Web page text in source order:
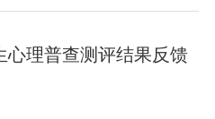
义，2021年12月22日，
，仪式由学工处组织。
张超，党委委员、党委
长）、人武部部长朱存
心理普查测评结果反馈